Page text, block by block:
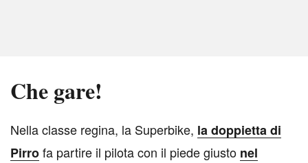
Che gare!
Nella classe regina, la Superbike, la doppietta di
Pirrofa partire il pilota con il piede giusto nel